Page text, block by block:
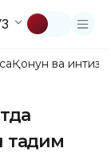
Қонун ва